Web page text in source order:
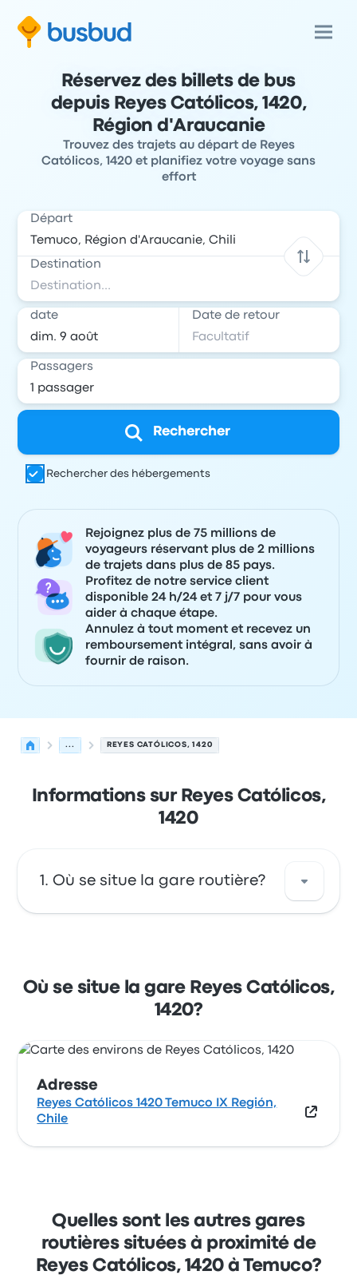
Réservez des billets de bus
depuis Reyes Católicos, 1420,
Région d'Araucanie
Trouvez des trajets au départ de Reyes
Católicos, 1420 et planifiez votre voyage sans
effort
Départ
Destination
date Date de retour
Passagers
Rechercher
Rechercher des hébergements
Rejoignez plus de 75 millions de
voyageurs réservant plus de 2 millions
de trajets dans plus de 85 pays.
Profitez de notre service client
disponible 24 h/24 et 7 j/7 pour vous
aider à chaque étape.
Annulez à tout moment et recevez un
remboursement intégral, sans avoir à
fournir de raison.
... REYES CATÓLICOS, 1420
Informations sur Reyes Católicos,
1420
Où se situe la gare routière?
Consultez cet arrêt de bus situé dans la ville
de Temuco sur cette carte.
Où se situe la gare Reyes Católicos,
1420?
Adresse
Reyes Católicos 1420 Temuco IX Región,
Chile
Quelles sont les autres gares
routières situées à proximité de
Reyes Católicos, 1420 à Temuco?